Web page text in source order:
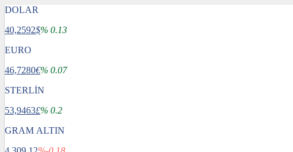
DOLAR
40,2592$% 0.13
EURO
46,7280€% 0.07
STERLİN
53,9463£% 0.2
GRAM ALTIN